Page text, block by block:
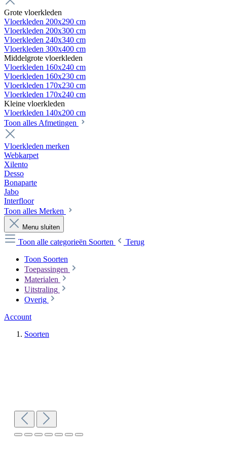
Grote vloerkleden
Vloerkleden 200x290 cm
Vloerkleden 200x300 cm
Vloerkleden 240x340 cm
Vloerkleden 300x400 cm
Middelgrote vloerkleden
Vloerkleden 160x240 cm
Vloerkleden 160x230 cm
Vloerkleden 170x230 cm
Vloerkleden 170x240 cm
Kleine vloerkleden
Vloerkleden 140x200 cm
Toon alles Afmetingen
Vloerkleden merken
Webkarpet
Xilento
Desso
Bonaparte
Jabo
Interfloor
Toon alles Merken
Menu sluiten
Toon alle categorieën Soorten
Terug
Toon Soorten
Toepassingen
Materialen
Uitstraling
Overig
Account
Soorten